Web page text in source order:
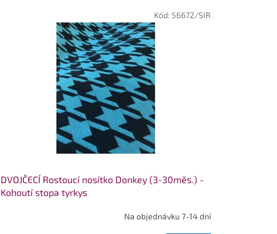
DVOJČECÍ Rostoucí nosítko Donkey (3-30měs.) -
Kohoutí stopa tyrkys
Na objednávku 7-14 dní
Kód: 56672/SIR